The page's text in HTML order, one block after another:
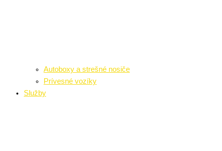
Autoboxy a strešné nosiče
Prívesné vozíky
Služby